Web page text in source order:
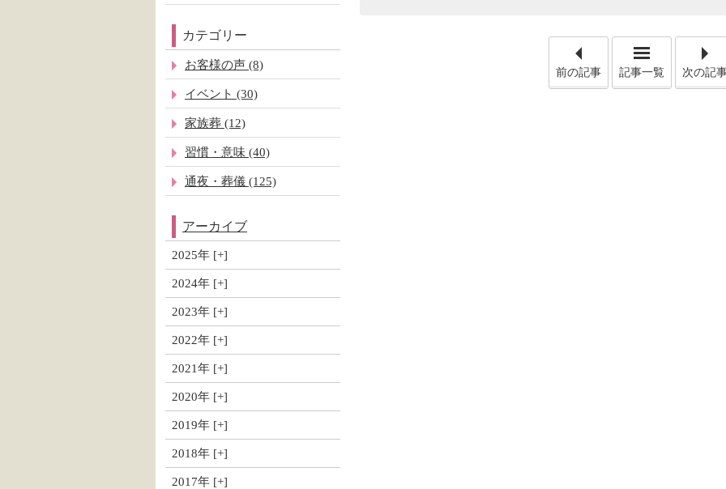
前の記事 記事一覧 次の記
カテゴリー
お客様の声 (8)
イベント (30)
家族葬 (12)
習慣・意味 (40)
通夜・葬儀 (125)
アーカイブ
2025年
2024年
2023年
2022年
2021年
2020年
2019年
2018年
2017年